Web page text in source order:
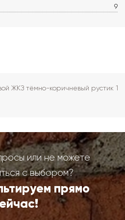
9
ЖКЗ тёмно-коричневый рустик 1
или не можете
с выбором?
прямо